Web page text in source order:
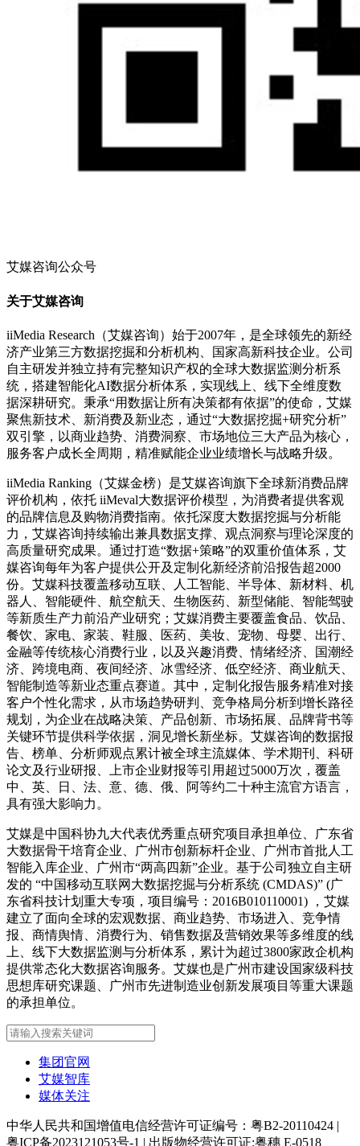
艾媒咨询公众号
关于艾媒咨询
iiMedia Research（艾媒咨询）始于2007年，是全球领先的新经
济产业第三方数据挖掘和分析机构、国家高新科技企业。公司
自主研发并独立持有完整知识产权的全球大数据监测分析系
统，搭建智能化AI数据分析体系，实现线上、线下全维度数
据深耕研究。秉承“用数据让所有决策都有依据”的使命，艾媒
聚焦新技术、新消费及新业态，通过“大数据挖掘+研究分析”
双引擎，以商业趋势、消费洞察、市场地位三大产品为核心，
服务客户成长全周期，精准赋能企业业绩增长与战略升级。
iiMedia Ranking（艾媒金榜）是艾媒咨询旗下全球新消费品牌
评价机构，依托 iiMeval大数据评价模型，为消费者提供客观
的品牌信息及购物消费指南。依托深度大数据挖掘与分析能
力，艾媒咨询持续输出兼具数据支撑、观点洞察与理论深度的
高质量研究成果。通过打造“数据+策略”的双重价值体系，艾
媒咨询每年为客户提供公开及定制化新经济前沿报告超2000
份。艾媒科技覆盖移动互联、人工智能、半导体、新材料、机
器人、智能硬件、航空航天、生物医药、新型储能、智能驾驶
等新质生产力前沿产业研究；艾媒消费主要覆盖食品、饮品、
餐饮、家电、家装、鞋服、医药、美妆、宠物、母婴、出行、
金融等传统核心消费行业，以及兴趣消费、情绪经济、国潮经
济、跨境电商、夜间经济、冰雪经济、低空经济、商业航天、
智能制造等新业态重点赛道。其中，定制化报告服务精准对接
客户个性化需求，从市场趋势研判、竞争格局分析到增长路径
规划，为企业在战略决策、产品创新、市场拓展、品牌背书等
关键环节提供科学依据，洞见增长新坐标。艾媒咨询的数据报
告、榜单、分析师观点累计被全球主流媒体、学术期刊、科研
论文及行业研报、上市企业财报等引用超过5000万次，覆盖
中、英、日、法、意、德、俄、阿等约二十种主流官方语言，
具有强大影响力。
艾媒是中国科协九大代表优秀重点研究项目承担单位、广东省
大数据骨干培育企业、广州市创新标杆企业、广州市首批人工
智能入库企业、广州市“两高四新”企业。基于公司独立自主研
发的 “中国移动互联网大数据挖掘与分析系统 (CMDAS)” (广
东省科技计划重大专项，项目编号：2016B010110001) ，艾媒
建立了面向全球的宏观数据、商业趋势、市场进入、竞争情
报、商情舆情、消费行为、销售数据及营销效果等多维度的线
上、线下大数据监测与分析体系，累计为超过3800家政企机构
提供常态化大数据咨询服务。艾媒也是广州市建设国家级科技
思想库研究课题、广州市先进制造业创新发展项目等重大课题
的承担单位。
集团官网
艾媒智库
媒体关注
中华人民共和国增值电信经营许可证编号：粤B2-20110424 |
粤ICP备2023121053号-1 | 出版物经营许可证:粤穗 E-0518